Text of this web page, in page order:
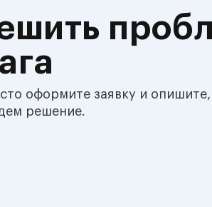
оформите заявку и
решение.